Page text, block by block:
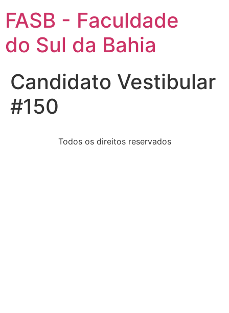
FASB - Faculdade
do Sul da Bahia
Candidato Vestibular
#150
Todos os direitos reservados